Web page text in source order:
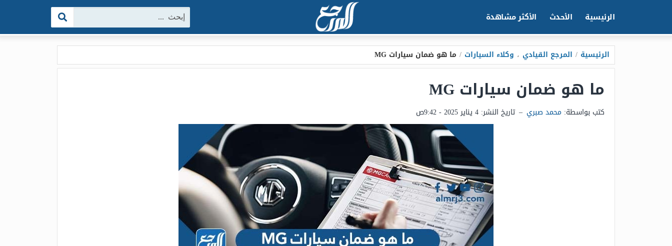
الرئيسية الأحدث الأكثر مشاهدة البحث:
الرئيسية / المرجع القيادي ، وكلاء السيارات / ما هو ضمان سيارات MG
ما هو ضمان سيارات MG
كتب بواسطة: محمد صبري – تاريخ النشر: 4 يناير 2025 - 9:42ص